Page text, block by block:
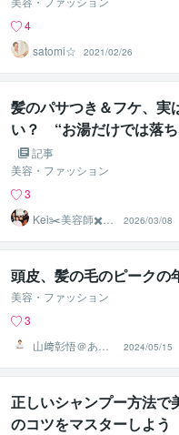
4
satomi☆
2021/02/26
髪のパサつき＆フケ、実
い？ “お湯だけでは落
正解ケアとは？取材いtだ
記事
美容・ファッション
3
Kei✂️美容師✖️似
合わせの専門家
2026/03/08
頭皮、髪の毛のピークの
美容・ファッション
3
山﨑彰悟＠あな
たの頭髪のお悩
み解決美容師
2024/05/15
正しいシャンプー方法で
のコツをマスターしよう